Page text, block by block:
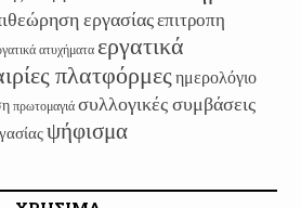
εργασίαςεπιτροπη
ατυχήματα εργατικά
πλατφόρμες ημερολόγιο
πρωτομαγιά συλλογικές συμβάσεις
ψήφισμα